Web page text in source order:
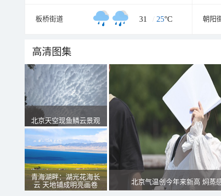
板桥街道 31 / 25°C 朝阳
高清图集
北京天空现鱼鳞云景观
青海湖畔：湖光花海长
云 天地铺成明亮画卷
北京气温创今年来新高 焖蒸